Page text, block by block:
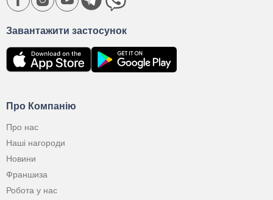
Про Компанію
Про нас
Наші нагороди
Новини
Франшиза
Робота у нас
Завантажити застосунок